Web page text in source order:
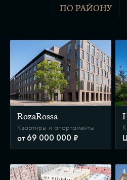
ПО РАЙОНУ
RozaRossa
Квартиры и апартаменты
от 69 000 000 ₽